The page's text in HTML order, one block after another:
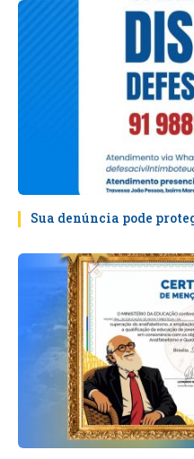
Sua denúncia pode